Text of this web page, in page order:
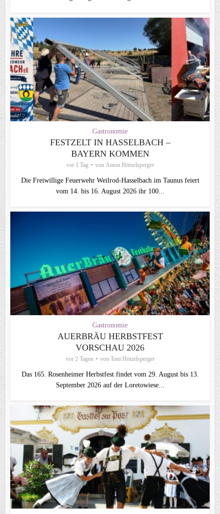
Gastronomie
FESTZELT IN HASSELBACH –
BAYERN KOMMEN
vor 1 Tag von Anton Hötzelsperger
Die Freiwillige Feuerwehr Weilrod-Hasselbach im Taunus feiert
vom 14. bis 16. August 2026 ihr 100...
Gastronomie
AUERBRÄU HERBSTFEST
VORSCHAU 2026
vor 2 Tagen von Toni Hötzelsperger
Das 165. Rosenheimer Herbstfest findet vom 29. August bis 13.
September 2026 auf der Loretowiese...